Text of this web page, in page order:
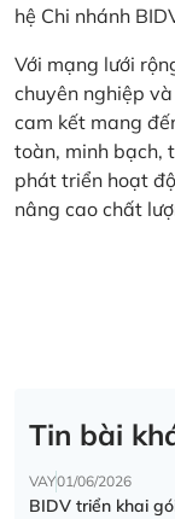
hệ Chi nhánh
Với mạng lưới
chuyên nghiệp
cam kết mang
toàn, minh bạch,
phát triển hoạt
nâng cao chất
Tin bài
VAY01/06/2026
BIDV triển khai